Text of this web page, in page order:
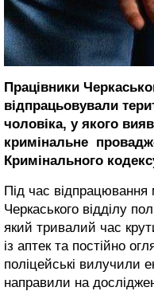
Працівники
відпрацьовували
чоловіка, у якого
кримінальне
Кримінального
Під час відпрацювання
Черкаського відділу
який тривалий час
із аптек та постійно
поліцейські вилучили
направили на